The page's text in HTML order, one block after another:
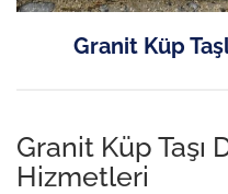
Granit Küp
Granit Küp Taşı
Hizmetleri